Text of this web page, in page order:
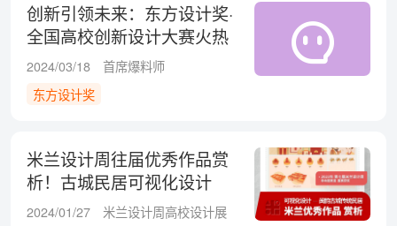
创新引领未来：东方设计奖·
全国高校创新设计大赛火热
征集中！
2024/03/18
首席爆料师
东方设计奖
米兰设计周往届优秀作品赏
析！古城民居可视化设计
2024/01/27
米兰设计周高校设计展